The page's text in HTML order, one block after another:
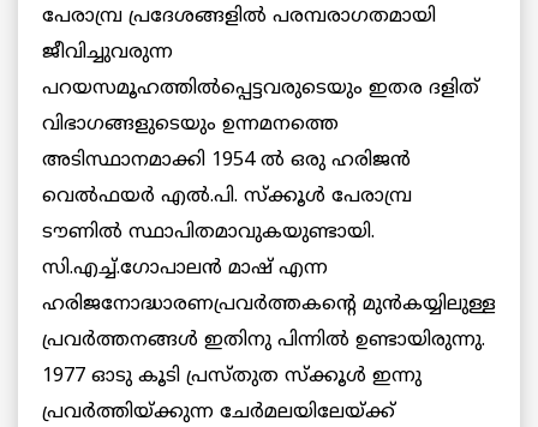
പേരാമ്പ്ര പ്രദേശങ്ങളില്‍ പരമ്പരാഗതമായി
ജീവിച്ചുവരുന്ന
പറയസമൂഹത്തില്‍പ്പെട്ടവരുടെയും ഇതര ദളിത്
വിഭാഗങ്ങളുടെയും ഉന്നമനത്തെ
അടിസ്ഥാനമാക്കി 1954 ല്‍ ഒരു ഹരിജന്‍
വെല്‍ഫയര്‍ എല്‍.പി. സ്‌ക്കൂള്‍ പേരാമ്പ്ര
ടൗണില്‍ സ്ഥാപിതമാവുകയുണ്ടായി.
സി.എച്ച്.ഗോപാലന്‍ മാഷ് എന്ന
ഹരിജനോദ്ധാരണപ്രവര്‍ത്തകന്റെ മുന്‍കയ്യിലുള്ള
പ്രവര്‍ത്തനങ്ങള്‍ ഇതിനു പിന്നില്‍ ഉണ്ടായിരുന്നു.
1977 ഓടു കൂടി പ്രസ്തുത സ്‌ക്കൂള്‍ ഇന്നു
പ്രവര്‍ത്തിയ്ക്കുന്ന ചേര്‍മലയിലേയ്ക്ക്